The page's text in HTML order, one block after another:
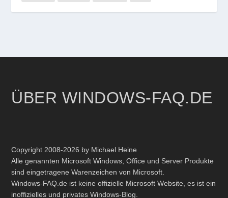
ÜBER WINDOWS-FAQ.DE
Copyright 2008-2026 by Michael Heine
Alle genannten Microsoft Windows, Office und Server Produkte
sind eingetragene Warenzeichen von Microsoft.
Windows-FAQ.de ist keine offizielle Microsoft Website, es ist ein
inoffizielles und privates Windows-Blog.